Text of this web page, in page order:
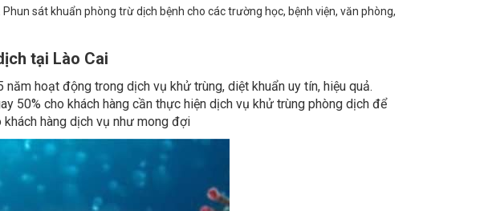
hoạt động trong dịch vụ khử trùng, diệt khuẩn uy tín, hiệu quả.
50% cho khách hàng cần thực hiện dịch vụ khử trùng phòng dịch để
hàng dịch vụ như mong đợi